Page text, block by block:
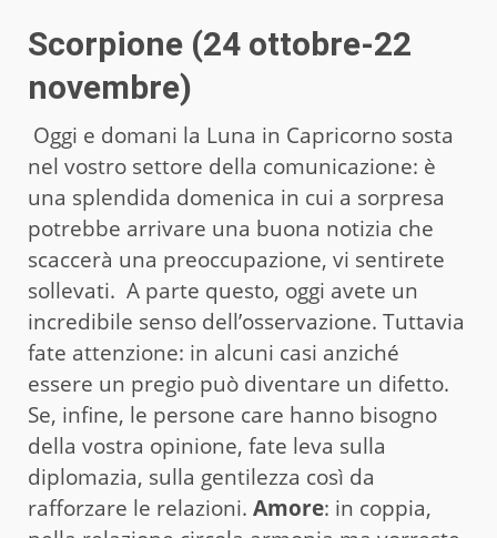
Scorpione (24 ottobre-22
novembre)
Oggi e domani la Luna in Capricorno sosta
nel vostro settore della comunicazione: è
una splendida domenica in cui a sorpresa
potrebbe arrivare una buona notizia che
scaccerà una preoccupazione, vi sentirete
sollevati. A parte questo, oggi avete un
incredibile senso dell’osservazione. Tuttavia
fate attenzione: in alcuni casi anziché
essere un pregio può diventare un difetto.
Se, infine, le persone care hanno bisogno
della vostra opinione, fate leva sulla
diplomazia, sulla gentilezza così da
rafforzare le relazioni. Amore: in coppia,